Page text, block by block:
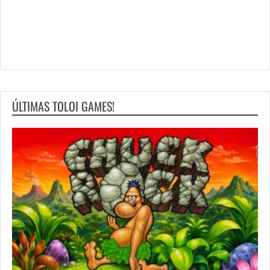
ÚLTIMAS TOLOI GAMES!